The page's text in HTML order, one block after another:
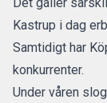
Kastrup i dag
Samtidigt har
konkurrenter.
Under våren